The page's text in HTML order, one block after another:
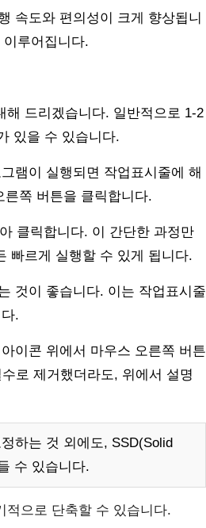
속도와 편의성이 크게 향상됩니
루어집니다.
해 드리겠습니다. 일반적으로 1-2
있을 수 있습니다.
램이 실행되면 작업표시줄에 해
쪽 버튼을 클릭합니다.
클릭합니다. 이 간단한 과정만
빠르게 실행할 수 있게 됩니다.
것이 좋습니다. 이는 작업표시줄
.
이콘 위에서 마우스 오른쪽 버튼
로 제거했더라도, 위에서 설명
하는 것 외에도, SSD(Solid
수 있습니다.
적으로 단축할 수 있습니다.